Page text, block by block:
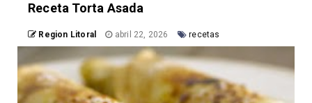
Receta Torta Asada
Region Litoral abril 22, 2026 recetas